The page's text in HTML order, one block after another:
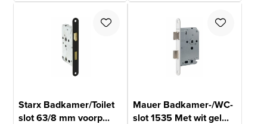
Starx Badkamer/Toilet
slot 63/8 mm voorp...
Mauer Badkamer-/WC-
slot 1535 Met wit gel...